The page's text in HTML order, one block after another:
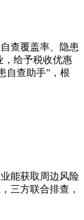
查覆盖率、隐患
，给予税收优惠
自查助手”，根
能获取周边风险
三方联合排查，